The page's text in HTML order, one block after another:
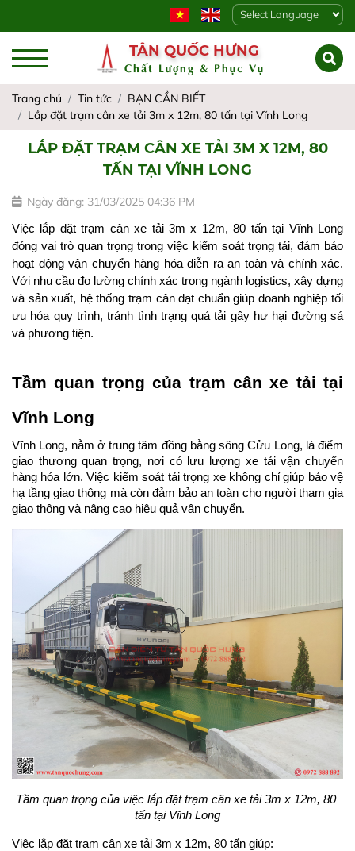
Powered by
TÂN QUỐC HƯNG
Chất Lượng & Phục Vụ
Trang chủ Tin tức
BẠN CẦN BIẾT
Lắp đặt trạm cân xe tải 3m x 12m, 80 tấn tại Vĩnh Long
LẮP ĐẶT TRẠM CÂN XE TẢI 3M X 12M, 80
TẤN TẠI VĨNH LONG
Ngày đăng: 31/03/2025 04:36 PM
Việc lắp đặt trạm cân xe tải 3m x 12m, 80 tấn tại Vĩnh Long
đóng vai trò quan trọng trong việc kiểm soát trọng tải, đảm bảo
hoạt động vận chuyển hàng hóa diễn ra an toàn và chính xác.
Với nhu cầu đo lường chính xác trong ngành logistics, xây dựng
và sản xuất, hệ thống trạm cân đạt chuẩn giúp doanh nghiệp tối
ưu hóa quy trình, tránh tình trạng quá tải gây hư hại đường sá
và phương tiện.
Tầm quan trọng của trạm cân xe tải tại
Vĩnh Long
Vĩnh Long, nằm ở trung tâm đồng bằng sông Cửu Long, là điểm
giao thương quan trọng, nơi có lưu lượng xe tải vận chuyển
hàng hóa lớn. Việc kiểm soát tải trọng xe không chỉ giúp bảo vệ
hạ tầng giao thông mà còn đảm bảo an toàn cho người tham gia
giao thông và nâng cao hiệu quả vận chuyển.
Tầm quan trọng của việc lắp đặt trạm cân xe tải 3m x 12m, 80
tấn tại Vĩnh Long
Việc lắp đặt trạm cân xe tải 3m x 12m, 80 tấn giúp: